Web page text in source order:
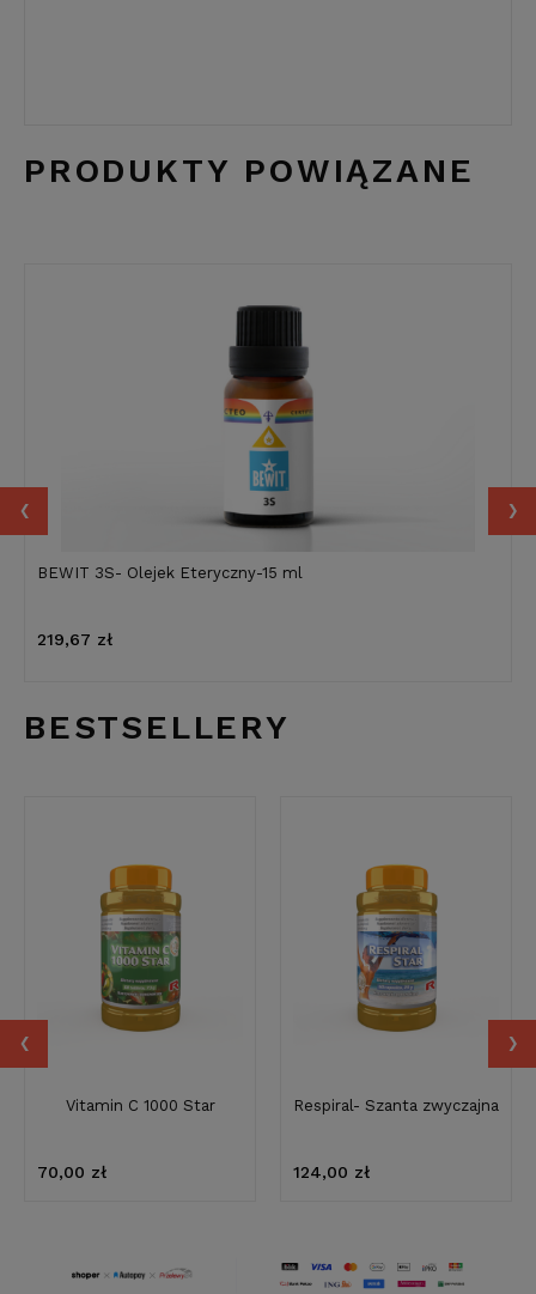
PRODUKTY POWIĄZANE
BEWIT 3S- Olejek Eteryczny-15 ml
219,67 zł
‹ ›
BESTSELLERY
Vitamin C 1000 Star
70,00 zł
Respiral- Szanta zwyczajna
124,00 zł
‹ ›